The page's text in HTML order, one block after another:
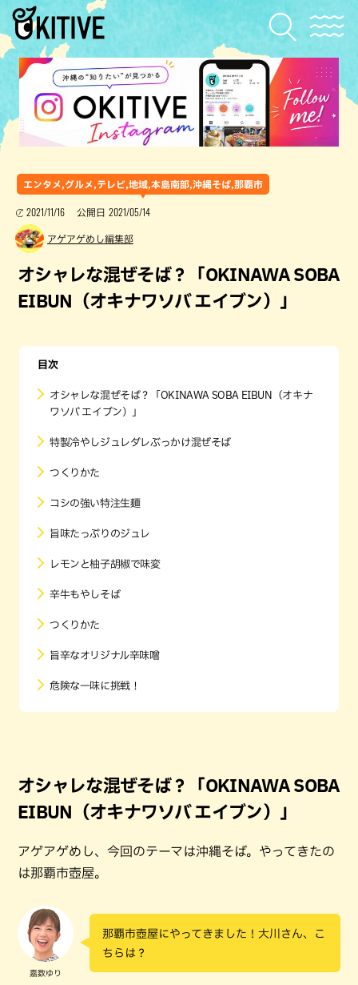
エンタメ,グルメ,テレビ,地域,本島南部,沖縄そば,那覇市
2021/11/16 公開日 2021/05/14
アゲアゲめし編集部
オシャレな混ぜそば？「OKINAWA SOBA
EIBUN（オキナワソバ エイブン）」
目次
オシャレな混ぜそば？「OKINAWA SOBA EIBUN（オキナ
ワソバ エイブン）」
特製冷やしジュレダレぶっかけ混ぜそば
つくりかた
コシの強い特注生麺
旨味たっぷりのジュレ
レモンと柚子胡椒で味変
辛牛もやしそば
つくりかた
旨辛なオリジナル辛味噌
危険な一味に挑戦！
オシャレな混ぜそば？「OKINAWA SOBA
EIBUN（オキナワソバ エイブン）」
アゲアゲめし、今回のテーマは沖縄そば。やってきたの
は那覇市壺屋。
嘉数ゆり
那覇市壺屋にやってきました！大川さん、こ
ちらは？